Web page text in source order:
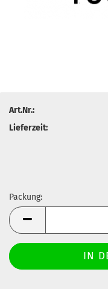
Art.Nr.:
Lieferzeit:
Packung:
Packung